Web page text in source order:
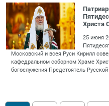
Христа
25 июня
Московский и всея Руси Кирилл
кафедральном соборном Храме
богослужения Предстоятель Русской